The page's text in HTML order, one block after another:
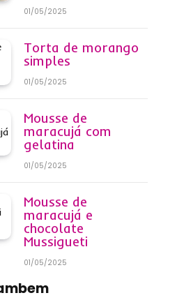
01/05/2025
Torta de morango
simples
01/05/2025
Mousse de
maracujá com
gelatina
01/05/2025
Mousse de
maracujá e
chocolate
Mussigueti
01/05/2025